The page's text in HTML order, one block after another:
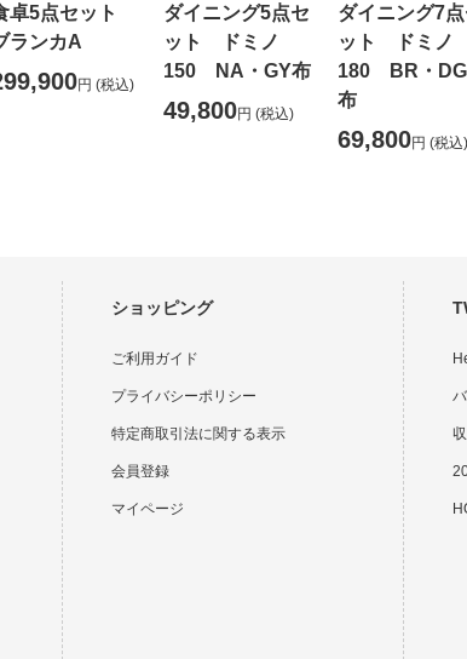
卓5点セット
ランカA
円 (税込)
ダイニング5点セ
ット ドミノ
150 NA・GY布
49,800円 (税込)
ダイニング7
ット ドミノ
180 BR・
布
69,800円 (税込)
ショッピング
ご利用ガイド
プライバシーポリシー
特定商取引法に関する表示
会員登録
マイページ